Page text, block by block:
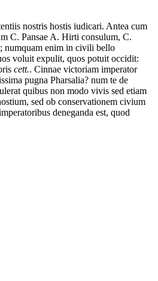
nostris hostis iudicari. Antea cum
C. Pansae A. Hirti consulum, C.
numquam enim in civili bello
voluit expulit, quos potuit occidit:
cett.. Cinnae victoriam imperator
pugna Pharsalia? num te de
quibus non modo vivis sed etiam
sed ob conservationem civium
deneganda est, quod